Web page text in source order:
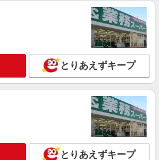
詳細を見る
会社 メディカルケア事業部/横浜オフィ
（ナースエイド）
円 ★週払いOK（規定あり） ※給与
・能力による
川県横浜市保土ヶ谷区 【最寄駅】相鉄本
詳細を見る
とりあえずキープ
とりあえずキープ